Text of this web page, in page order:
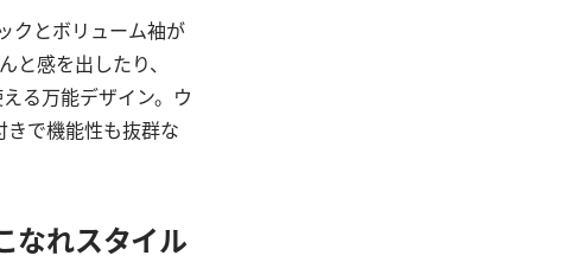
クとボリューム袖が
感を出したり、
る万能デザイン。ウ
で機能性も抜群な
なれスタイル